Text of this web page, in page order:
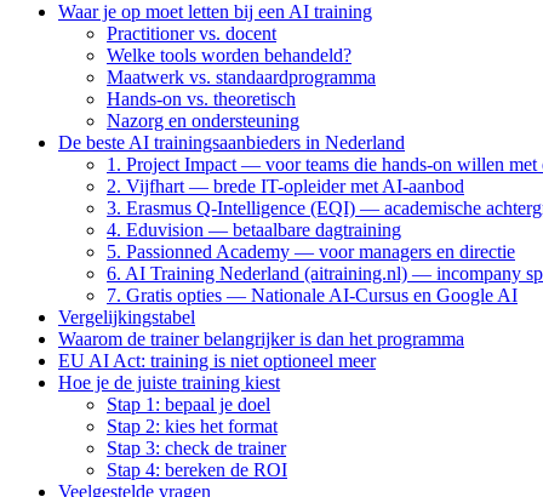
Waar je op moet letten bij een AI training
Practitioner vs. docent
Welke tools worden behandeld?
Maatwerk vs. standaardprogramma
Hands-on vs. theoretisch
Nazorg en ondersteuning
De beste AI trainingsaanbieders in Nederland
1. Project Impact — voor teams die hands-on willen met
2. Vijfhart — brede IT-opleider met AI-aanbod
3. Erasmus Q-Intelligence (EQI) — academische
4. Eduvision — betaalbare dagtraining
5. Passionned Academy — voor managers en directie
6. AI Training Nederland (aitraining.nl) — incompany
7. Gratis opties — Nationale AI-Cursus en Google AI
Vergelijkingstabel
Waarom de trainer belangrijker is dan het programma
EU AI Act: training is niet optioneel meer
Hoe je de juiste training kiest
Stap 1: bepaal je doel
Stap 2: kies het format
Stap 3: check de trainer
Stap 4: bereken de ROI
Veelgestelde vragen